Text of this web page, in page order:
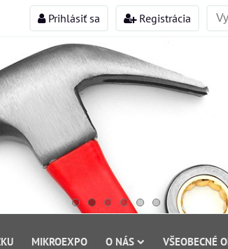
Prihlásiť sa Registrácia
MIKROEXPO O NÁS VŠEOBECNÉ